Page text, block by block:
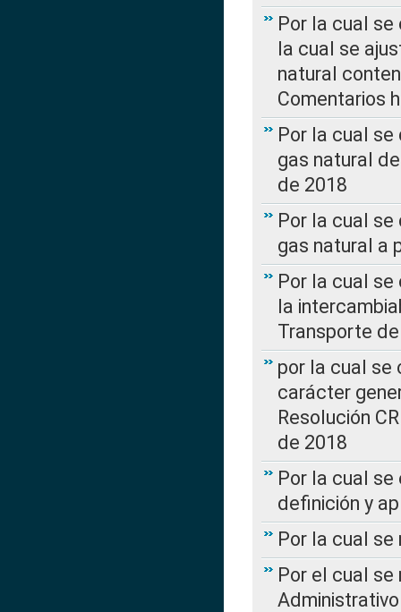
Por la cual se
la cual se
natural
Comentarios
Por la cual
gas natural
de 2018
Por la cual
gas natural a
Por la cual
la
Transporte
por la cual se
carácter
Resolución
de 2018
Por la cual
definición y
Por la cual
Por el cual